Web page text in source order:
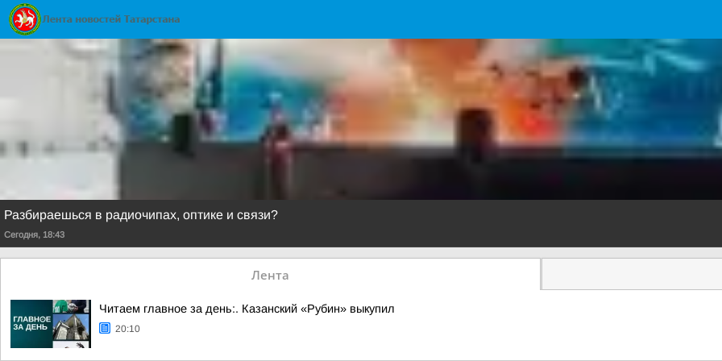
Разбираешься в радиочипах, оптике и связи?
Сегодня, 18:43
Лента
Читаем главное за день:. Казанский «Рубин» выкупил
20:10